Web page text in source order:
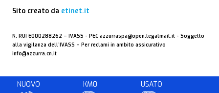
NUOVO KM0 USATO
Sito creato da etinet.it
N. RUI E000288262 – IVASS - PEC azzurraspa@open.legalmail.it - Soggetto
alla vigilanza dell’IVASS – Per reclami in ambito assicurativo
info@azzurra.cn.it